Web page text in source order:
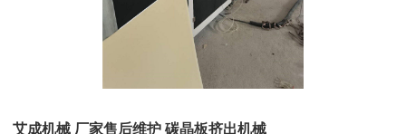
艾成机械 厂家售后维护 碳晶板挤出机械